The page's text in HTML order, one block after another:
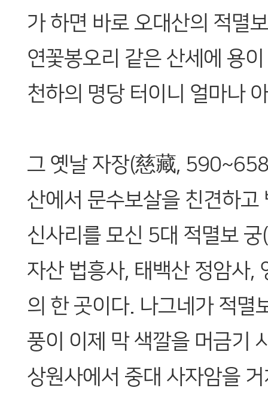
가 하면 바로 오대산의 적멸
연꽃봉오리 같은 산세에 용
천하의 명당 터이니 얼마나
그 옛날 자장(慈藏,
산에서 문수보살을 친견하고
신사리를 모신 5대 적멸보
자산 법흥사, 태백산 정암사,
의 한 곳이다. 나그네가 적멸
풍이 이제 막 색깔을 머금기
상원사에서 중대 사자암을